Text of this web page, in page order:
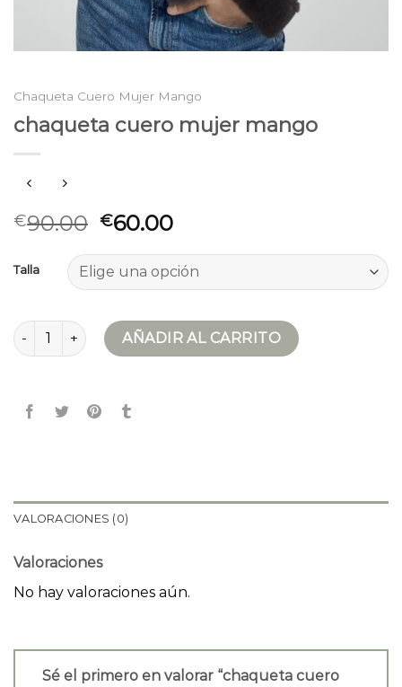
Chaqueta Cuero Mujer Mango
chaqueta cuero mujer mango
€90.00 €60.00
Talla
chaqueta cuero mujer mango cantidad
AÑADIR AL CARRITO
VALORACIONES (0)
Valoraciones
No hay valoraciones aún.
Sé el primero en valorar “chaqueta cuero